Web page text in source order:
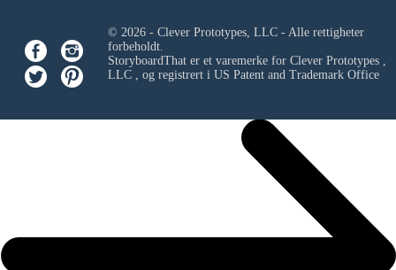
© 2026 - Clever Prototypes, LLC - Alle rettigheter
forbeholdt.
StoryboardThat er et varemerke for Clever Prototypes ,
LLC, og registrert i US Patent and Trademark Office